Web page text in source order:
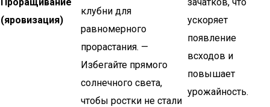
(яровизация)
клубни для
равномерного
прорастания. —
Избегайте прямого
солнечного света,
чтобы ростки не стали
ускоряет
появление
всходов и
повышает
урожайность.